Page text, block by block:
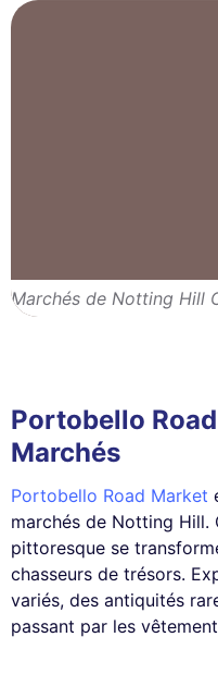
Marchés de Notting Hill
Portobello
Marchés
Portobello Road Market
marchés de Notting Hill.
pittoresque se
chasseurs de trésors.
variés, des antiquités
passant par les